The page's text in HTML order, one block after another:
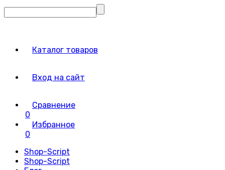
Каталог товаров
Вход на сайт
Сравнение
0
Избранное
0
Shop-Script
Shop-Script